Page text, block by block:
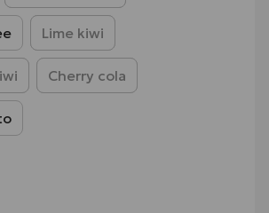
Lime kiwi
Cherry cola